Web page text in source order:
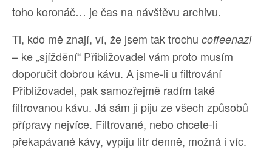
toho koronáč… je čas na návštěvu archivu.
Ti, kdo mě znají, ví, že jsem tak trochu coffeenazi
– ke „sjíždění“ Přibližovadel vám proto musím
doporučit dobrou kávu. A jsme-li u filtrování
Přibližovadel, pak samozřejmě radím také
filtrovanou kávu. Já sám ji piju ze všech způsobů
přípravy nejvíce. Filtrované, nebo chcete-li
překapávané kávy, vypiju litr denně, možná i víc.